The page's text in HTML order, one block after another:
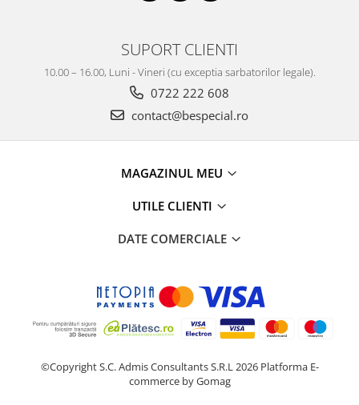
SUPORT CLIENTI
10.00 – 16.00, Luni - Vineri (cu exceptia sarbatorilor legale).
0722 222 608
contact@bespecial.ro
MAGAZINUL MEU
UTILE CLIENTI
DATE COMERCIALE
©Copyright S.C. Admis Consultants S.R.L 2026 Platforma E-
commerce by Gomag